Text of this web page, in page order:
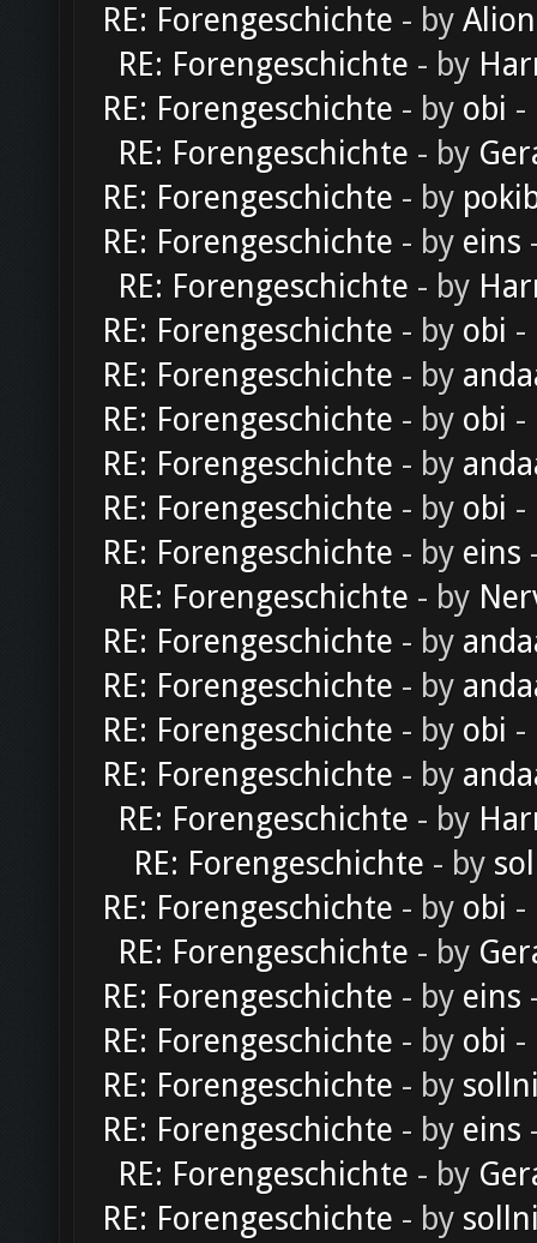
RE: Forengeschichte - by Alion
RE: Forengeschichte - by
RE: Forengeschichte - by obi -
RE: Forengeschichte - by
RE: Forengeschichte - by
RE: Forengeschichte - by eins
RE: Forengeschichte - by
RE: Forengeschichte - by obi -
RE: Forengeschichte - by
RE: Forengeschichte - by obi -
RE: Forengeschichte - by
RE: Forengeschichte - by obi -
RE: Forengeschichte - by eins
RE: Forengeschichte - by
RE: Forengeschichte - by
RE: Forengeschichte - by
RE: Forengeschichte - by obi -
RE: Forengeschichte - by
RE: Forengeschichte - by
RE: Forengeschichte - by
RE: Forengeschichte - by obi -
RE: Forengeschichte - by
RE: Forengeschichte - by eins
RE: Forengeschichte - by obi -
RE: Forengeschichte - by
RE: Forengeschichte - by eins
RE: Forengeschichte - by
RE: Forengeschichte - by